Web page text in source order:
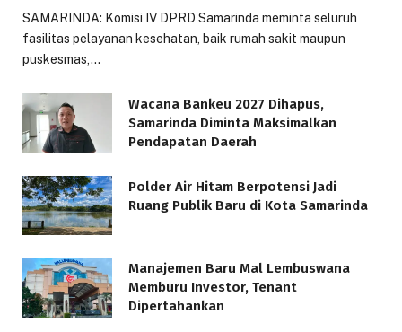
SAMARINDA: Komisi IV DPRD Samarinda meminta seluruh
fasilitas pelayanan kesehatan, baik rumah sakit maupun
puskesmas,…
Wacana Bankeu 2027 Dihapus,
Samarinda Diminta Maksimalkan
Pendapatan Daerah
Polder Air Hitam Berpotensi Jadi
Ruang Publik Baru di Kota Samarinda
Manajemen Baru Mal Lembuswana
Memburu Investor, Tenant
Dipertahankan